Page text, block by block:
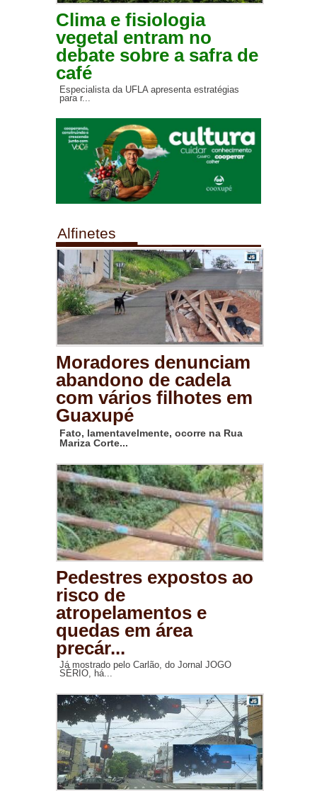
Clima e fisiologia
vegetal entram no
debate sobre a safra de
café
Especialista da UFLA apresenta estratégias
para r...
Alfinetes
Moradores denunciam
abandono de cadela
com vários filhotes em
Guaxupé
Fato, lamentavelmente, ocorre na Rua
Mariza Corte...
Pedestres expostos ao
risco de
atropelamentos e
quedas em área
precár...
Já mostrado pelo Carlão, do Jornal JOGO
SÉRIO, há...